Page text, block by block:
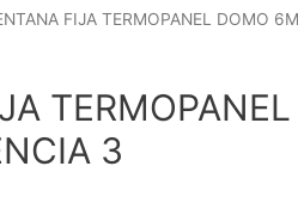
FIJA TERMOPANEL DOMO
3